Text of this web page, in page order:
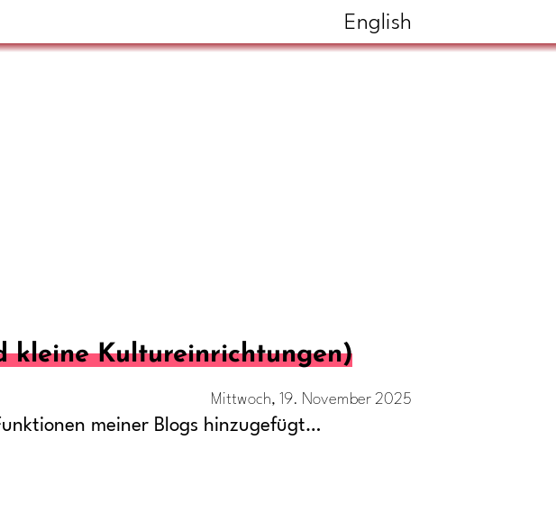
English
Kultureinrichtungen)
Mittwoch, 19. November 2025
meiner Blogs hinzugefügt…